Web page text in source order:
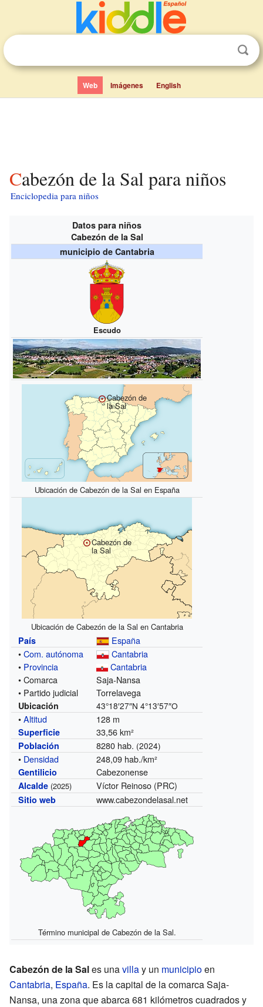
Web Imágenes English
Cabezón de la Sal para niños
Enciclopedia para niños
Datos para niños
Cabezón de la Sal
municipio de Cantabria
Escudo
Cabezón de
la Sal
Ubicación de Cabezón de la Sal en España
Cabezón de
la Sal
Ubicación de Cabezón de la Sal en Cantabria
País
España
•Com. autónoma
Cantabria
• Provincia
Cantabria
• Comarca
Saja-Nansa
• Partido judicial
Torrelavega
Ubicación 43°18′27″N 4°13′57″O
•Altitud 128 m
Superficie 33,56 km²
Población 8280 hab. (2024)
• Densidad 248,09 hab./km²
Gentilicio Cabezonense
Alcalde (2025) Víctor Reinoso (PRC)
Sitio web www.cabezondelasal.net
Término municipal de Cabezón de la Sal.
Cabezón de la Sales unavillay un municipioen
Cantabria, España. Es la capital de la comarca Saja-
Nansa, una zona que abarca 681 kilómetros cuadrados y